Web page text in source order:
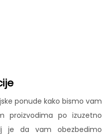
ponude kako bismo vam
proizvodima po izuzetno
je da vam obezbedimo